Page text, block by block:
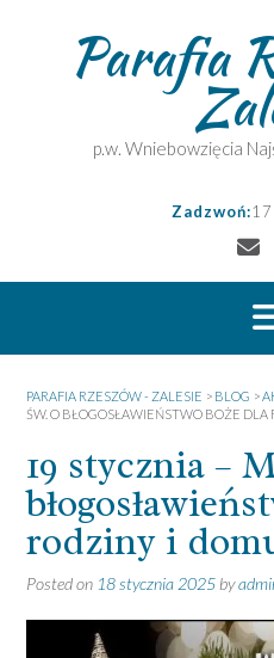
Parafia
p.w. Wniebowzięcia
Zadzwoń:
PARAFIA RZESZÓW - ZALESIE > BLOG >
ŚW. O BŁOGOSŁAWIEŃSTWO BOŻE DLA
19 stycznia –
rodziny i
Posted on 18 stycznia 2025 by